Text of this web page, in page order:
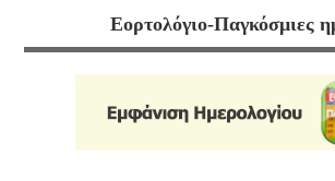
Διάφορα τρόφιμα και οι θερμίδες τους,
κάψουμε!
Μαρία Κάλλας, η αιώνια: οι ωραιότερες
Εορτολόγιο-Παγκόσμιες